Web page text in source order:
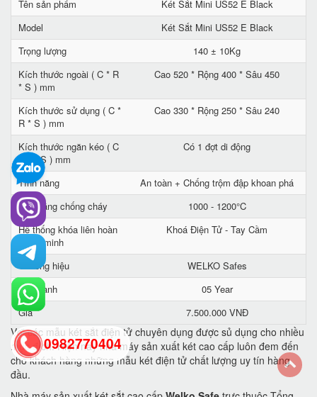
Tên sản phẩm
Két Sắt Mini US52 E Black
Model
Két Sắt Mini US52 E Black
Trọng lượng
140 ± 10Kg
Kích thước ngoài ( C * R
* S ) mm
Cao 520 * Rộng 400 * Sâu 450
Kích thước sử dụng ( C *
R * S ) mm
Cao 330 * Rộng 250 * Sâu 240
Kích thước ngăn kéo ( C
* R * S ) mm
Có 1 đợt di động
Tính năng
An toàn + Chống trộm đập khoan phá
Khả năng chống cháy
1000 - 1200°C
Hệ thống khóa liên hoàn
thông minh
Khoá Điện Tử - Tay Cầm
Thương hiệu
WELKO Safes
Bảo hành
05 Year
Giá
7.500.000 VNĐ
Với các mẫu két sắt điện tử chuyên dụng được sủ dụng cho nhiều
mục đích. Hiện nay nhà máy sản xuất két cao cấp luôn đem đến
cho khách hàng những mẫu két điện tử chất lượng uy tín hàng
đầu.
0982770404
back